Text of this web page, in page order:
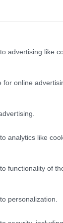
advertising like
for online
analytics like
functionality of
personalization.
σλόγκαν,
να
μας: λέμε
μπαϊράκι,
παζάρι,
και